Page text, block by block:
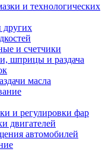
и технологических
других
и счетчики
шприцы и раздача
масла
и регулировки фар
двигателей
автомобилей